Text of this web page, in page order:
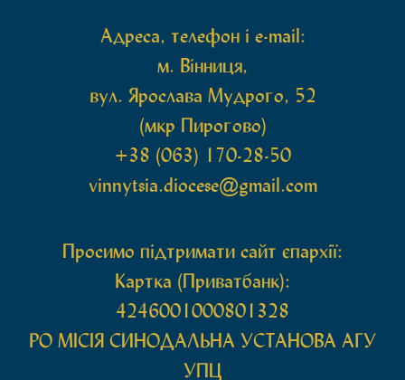
Адреса, телефон і e-mail:
м. Вінниця,
вул. Ярослава Мудрого, 52
(мкр Пирогово)
+38 (063) 170-28-50
vinnytsia.diocese@gmail.com
Просимо підтримати сайт єпархії:
Картка (Приватбанк):
4246001000801328
РО МIСIЯ СИНОДАЛЬНА УСТАНОВА АГУ
УПЦ